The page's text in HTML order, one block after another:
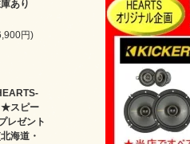
あり
円)
スピー
レゼント
海道・